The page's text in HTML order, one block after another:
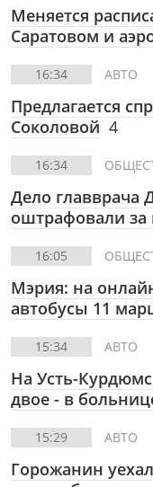
Меняется
Саратовом и
16:34 АВТО
Предлагается
Соколовой 4
16:34
Дело
оштрафовали за
16:05
Мэрия: на
автобусы 11
15:34 АВТО
На Усть-
двое - в
15:29 АВТО
Горожанин